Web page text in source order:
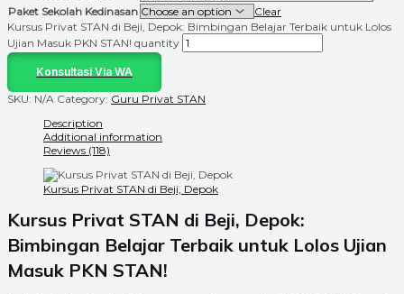
Paket Sekolah Kedinasan
Clear
Kursus Privat STAN di Beji, Depok: Bimbingan Belajar Terbaik untuk Lolos
Ujian Masuk PKN STAN! quantity
Konsultasi Via WA
SKU: N/A Category: Guru Privat STAN
Description
Additional information
Reviews (118)
Kursus Privat STAN di Beji, Depok
Kursus Privat STAN di Beji, Depok:
Bimbingan Belajar Terbaik untuk Lolos Ujian
Masuk PKN STAN!